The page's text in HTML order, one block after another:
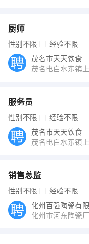
厨师
性别不限 经验不限
茂名市天天饮食
茂名电白水东镇
服务员
性别不限 经验不限
茂名市天天饮食
茂名电白水东镇
销售总监
性别不限 经验不限
化州百强陶瓷有
化州市河东陶瓷